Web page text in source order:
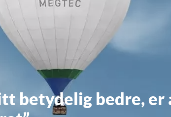
betydelig bedre, er